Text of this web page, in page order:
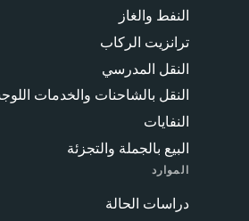
النفط والغاز
ترانزيت الركاب
النقل المدرسي
النقل بالشاحنات والخدمات اللوجستية
النفايات
البيع بالجملة والتجزئة
الموارد
دراسات الحالة